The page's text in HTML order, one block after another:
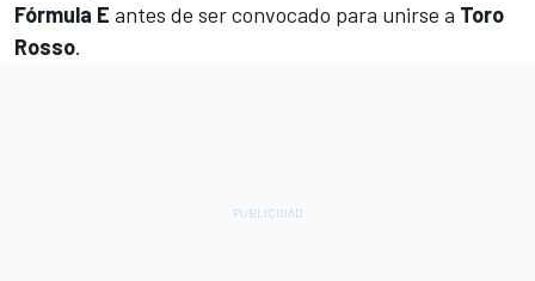
Fórmula E antes de ser convocado para unirse a Toro
Rosso.